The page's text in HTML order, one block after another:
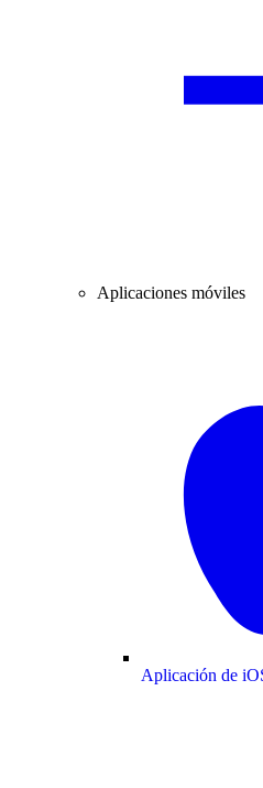
Aplicaciones móviles
Aplicación de